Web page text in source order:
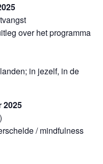
over het programma
in jezelf, in de
2025
/ mindfulness